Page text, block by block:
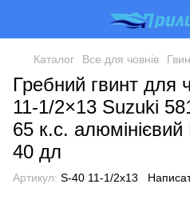
Каталог Все для човнів
Гребний гвинт для
11-1/2×13 Suzuki
65 к.с.
40 дл
Артикул: S-40 11-1/2x13